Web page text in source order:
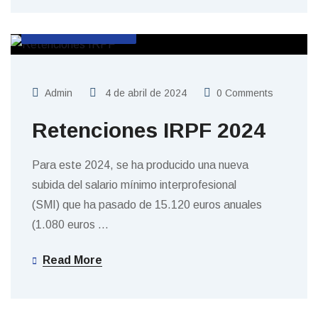
Admin 4 de abril de 2024 0 Comments
Retenciones IRPF 2024
Para este 2024, se ha producido una nueva
subida del salario mínimo interprofesional
(SMI) que ha pasado de 15.120 euros anuales
(1.080 euros …
Read More